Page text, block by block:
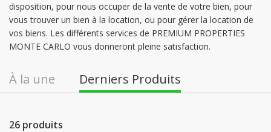
disposition, pour nous occuper de la vente de votre bien, pour
vous trouver un bien à la location, ou pour gérer la location de
vos biens. Les différents services de PREMIUM PROPERTIES
MONTE CARLO vous donneront pleine satisfaction.
À la une Derniers Produits
26 produits